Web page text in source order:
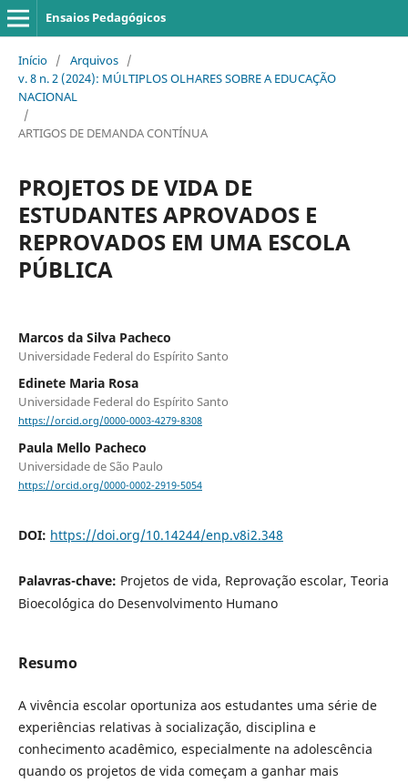
Ensaios Pedagógicos
Início / Arquivos /
v. 8 n. 2 (2024): MÚLTIPLOS OLHARES SOBRE A EDUCAÇÃO
NACIONAL
/
ARTIGOS DE DEMANDA CONTÍNUA
PROJETOS DE VIDA DE
ESTUDANTES APROVADOS E
REPROVADOS EM UMA ESCOLA
PÚBLICA
Marcos da Silva Pacheco
Universidade Federal do Espírito Santo
Edinete Maria Rosa
Universidade Federal do Espírito Santo
https://orcid.org/0000-0003-4279-8308
Paula Mello Pacheco
Universidade de São Paulo
https://orcid.org/0000-0002-2919-5054
DOI: https://doi.org/10.14244/enp.v8i2.348
Palavras-chave: Projetos de vida, Reprovação escolar, Teoria
Bioecol´ógica do Desenvolvimento Humano
Resumo
A vivência escolar oportuniza aos estudantes uma série de
experiências relativas à socialização, disciplina e
conhecimento acadêmico, especialmente na adolescência
quando os projetos de vida começam a ganhar mais